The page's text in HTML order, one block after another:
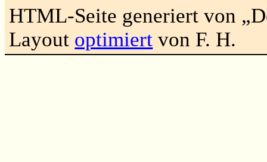
HTML-Seite generiert von
Layout optimiert von F. H.